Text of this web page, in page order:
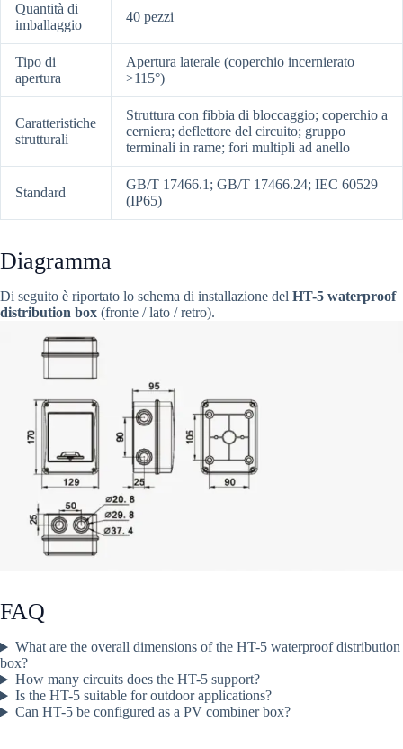
Quantità di
imballaggio
40 pezzi
Tipo di
apertura
Apertura laterale (coperchio incernierato
>115°)
Caratteristiche
strutturali
Struttura con fibbia di bloccaggio; coperchio a
cerniera; deflettore del circuito; gruppo
terminali in rame; fori multipli ad anello
Standard
GB/T 17466.1; GB/T 17466.24; IEC 60529
(IP65)
Diagramma
Di seguito è riportato lo schema di installazione del HT-5 waterproof
distribution box (fronte / lato / retro).
FAQ
What are the overall dimensions of the HT-5 waterproof distribution
box?
How many circuits does the HT-5 support?
Is the HT-5 suitable for outdoor applications?
Can HT-5 be configured as a PV combiner box?